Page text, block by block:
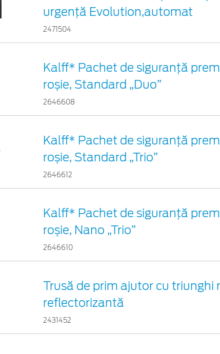
urgenţă Evolution,automat
2471504
Kalff* Pachet de siguranţă
roșie, Standard „Duo”
2646608
Kalff* Pachet de siguranţă
roșie, Standard „Trio”
2646612
Kalff* Pachet de siguranţă
roșie, Nano „Trio”
2646610
Trusă de prim ajutor cu triunghi
reflectorizantă
2431452